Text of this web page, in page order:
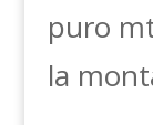
puro
la